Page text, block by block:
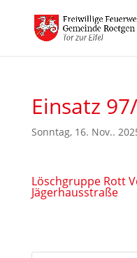
Einsatz
Sonntag, 16. Nov..
Löschgruppe Rott
Jägerhausstraße